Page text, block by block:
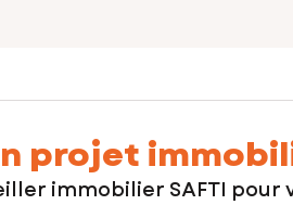
projet
immobilier SAFTI pour